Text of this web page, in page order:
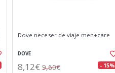
Dove neceser de viaje men+care
DOVE
8,12€ 9,60€ - 15%